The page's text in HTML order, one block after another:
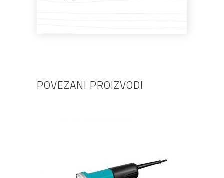
POVEZANI PROIZVODI